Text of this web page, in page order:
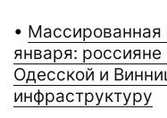
• Массированная
января: россияне
Одесской и
инфраструктуру